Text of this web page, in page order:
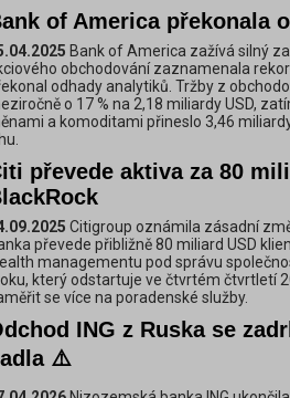
of America překonala
Bank of America zažívá silný
obchodování zaznamenala
odhady analytiků. Tržby z
o 17 % na 2,18 miliardy USD,
a komoditami přineslo 3,46
převede aktiva za 80
Citigroup oznámila zásadní
převede přibližně 80 miliard USD
managementu pod správu
který odstartuje ve čtvrtém čtvrtletí
se více na poradenské služby.
ING z Ruska se
⚠️